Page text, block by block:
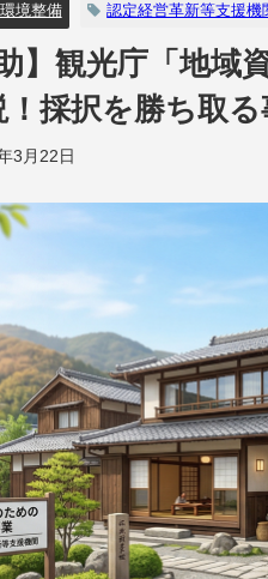
境整備 認定経営革新等支援機
】観光庁「地
採択を勝ち取
3月22日